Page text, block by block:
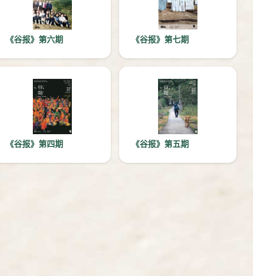
《谷报》第六期 《谷报》第七期
《谷报》第四期 《谷报》第五期